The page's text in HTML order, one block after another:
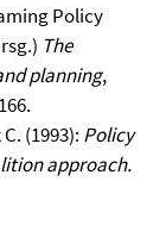
Policy
The
planning,
(1993): Policy
approach.